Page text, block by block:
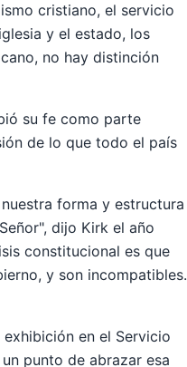
cristiano, el servicio
y el estado, los
no hay distinción
su fe como parte
de lo que todo el país
forma y estructura
dijo Kirk el año
constitucional es que
y son incompatibles.
en el Servicio
punto de abrazar esa